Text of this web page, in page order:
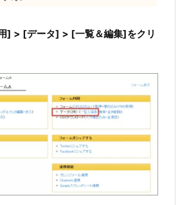
] > [データ] > [一覧＆編集]をクリ